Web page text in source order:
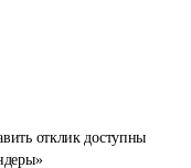
отклик доступны